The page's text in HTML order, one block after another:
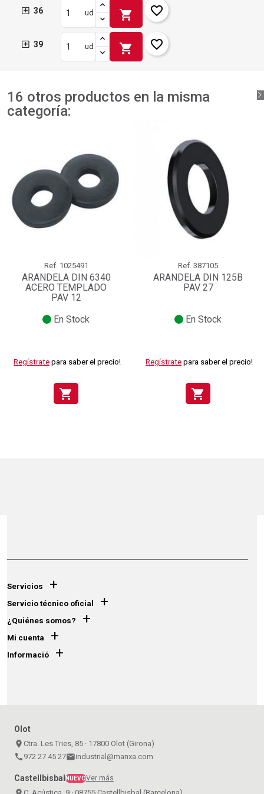
36 ud shopping_cart favorite_border
39 ud shopping_cart favorite_border
16 otros productos en la misma
categoría:
Ref. 1025491
ARANDELA DIN 6340
ACERO TEMPLADO
PAV 12
En Stock
Regístrate para saber el precio!
shopping_cart
Ref. 387105
ARANDELA DIN 125B
PAV 27
En Stock
Regístrate para saber el precio!
shopping_cart
Servicios +
Servicio técnico oficial +
¿Quiénes somos? +
Mi cuenta +
Informació +
Olot
place Ctra. Les Tries, 85 · 17800 Olot (Girona)
call 972 27 45 27emailindustrial@manxa.com
CastellbisbalNUEVOVer más